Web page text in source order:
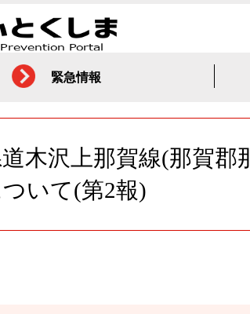
緊急情報
木沢上那賀線(那賀郡
いて(第2報)